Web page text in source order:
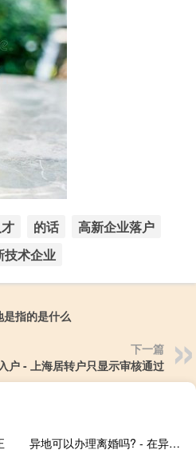
的话
高新企业落户
技术企业
指的是什么
下一篇
户 - 上海居转户只显示审核通过
异地可以办理离婚吗? - 在异地怎么才可以离婚